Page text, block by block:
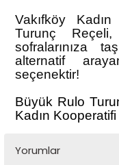
Vakıfköy
Turunç
sofralarınıza
alternatif
seçenektir!
Büyük Rulo
Kadın Kooperatifi
Yorumlar